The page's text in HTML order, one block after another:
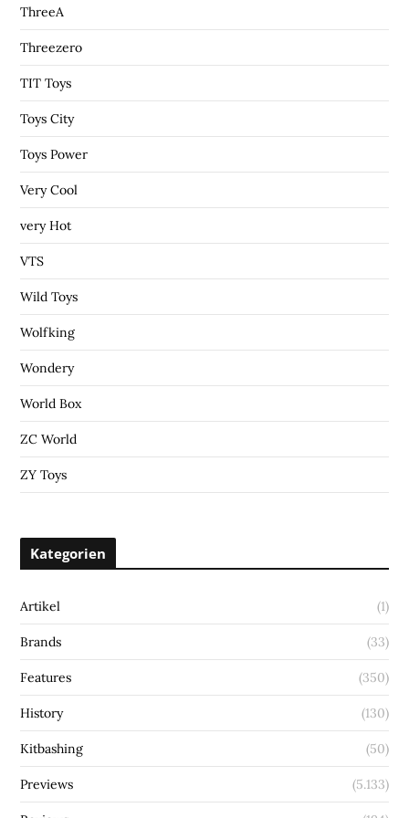
ThreeA
Threezero
TIT Toys
Toys City
Toys Power
Very Cool
very Hot
VTS
Wild Toys
Wolfking
Wondery
World Box
ZC World
ZY Toys
Kategorien
Artikel (1)
Brands (33)
Features (350)
History (130)
Kitbashing (50)
Previews (5.133)